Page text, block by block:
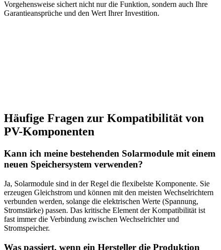
Vorgehensweise sichert nicht nur die Funktion, sondern auch Ihre
Garantieansprüche und den Wert Ihrer Investition.
Häufige Fragen zur Kompatibilität von
PV-Komponenten
Kann ich meine bestehenden Solarmodule mit einem
neuen Speichersystem verwenden?
Ja, Solarmodule sind in der Regel die flexibelste Komponente. Sie
erzeugen Gleichstrom und können mit den meisten Wechselrichtern
verbunden werden, solange die elektrischen Werte (Spannung,
Stromstärke) passen. Das kritische Element der Kompatibilität ist
fast immer die Verbindung zwischen Wechselrichter und
Stromspeicher.
Was passiert, wenn ein Hersteller die Produktion